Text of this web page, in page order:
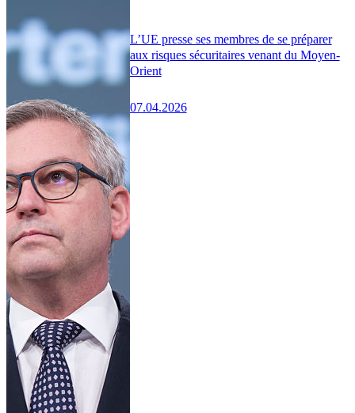
L’UE presse ses membres de se préparer
aux risques sécuritaires venant du Moyen-
Orient
07.04.2026